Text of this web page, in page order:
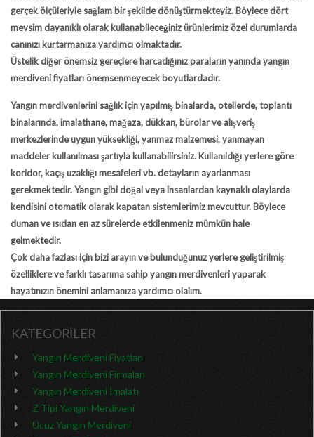
gerçek ölçüleriyle sağlam bir şekilde dönüştürmekteyiz. Böylece dört
mevsim dayanıklı olarak kullanabileceğiniz ürünlerimiz özel durumlarda
canınızı kurtarmanıza yardımcı olmaktadır.
Üstelik diğer önemsiz gereçlere harcadığınız paraların yanındayangın
merdiveni fiyatlarıönemsenmeyecek boyutlardadır.
Yangın merdivenlerini sağlık için yapılmış binalarda, otellerde, toplantı
binalarında, imalathane, mağaza, dükkan, bürolar ve alışveriş
merkezlerinde uygun yüksekliği, yanmaz malzemesi, yanmayan
maddeler kullanılması şartıyla kullanabilirsiniz. Kullanıldığı yerlere göre
koridor, kaçış uzaklığı mesafeleri vb. detayların ayarlanması
gerekmektedir. Yangın gibi doğal veya insanlardan kaynaklı olaylarda
kendisini otomatik olarak kapatan sistemlerimiz mevcuttur. Böylece
duman ve ısıdan en az sürelerde etkilenmeniz mümkün hale
gelmektedir.
Çok daha fazlası için bizi arayın ve bulunduğunuz yerlere geliştirilmiş
özelliklere ve farklı tasarıma sahipyangın merdivenleriyaparak
hayatınızın önemini anlamanıza yardımcı olalım.
KATEGORİLER
Yangın Merdiveni Fiyatları
Yangın Merdiveni Firmaları
Yangın Merdiveni İmalatı
Z Tipi Yangın Merdiveni
Ucuz Yangın Merdiveni